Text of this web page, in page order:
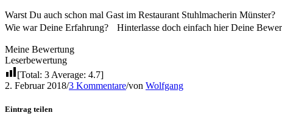
Warst Du auch schon mal Gast im Restaurant Stuhlmacherin Münster?
Wie war Deine Erfahrung? Hinterlasse doch einfach hier Deine
Meine Bewertung
Leserbewertung
[Total: 3 Average: 4.7]
2. Februar 2018/3 Kommentare/von Wolfgang
Eintrag teilen